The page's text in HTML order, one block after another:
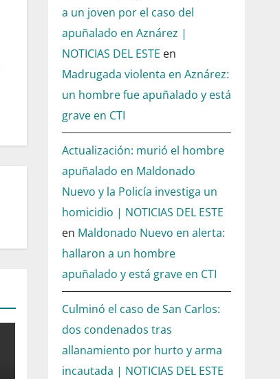
a un joven por el caso del
apuñalado en Aznárez |
NOTICIAS DEL ESTE en
Madrugada violenta en Aznárez:
un hombre fue apuñalado y está
grave en CTI
Actualización: murió el hombre
apuñalado en Maldonado
Nuevo y la Policía investiga un
homicidio | NOTICIAS DEL ESTE
en Maldonado Nuevo en alerta:
hallaron a un hombre
apuñalado y está grave en CTI
Culminó el caso de San Carlos:
dos condenados tras
allanamiento por hurto y arma
incautada | NOTICIAS DEL ESTE